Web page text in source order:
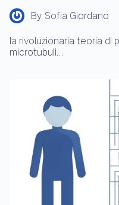
By Sofia Giordano
la rivoluzionaria teoria
microtubuli…